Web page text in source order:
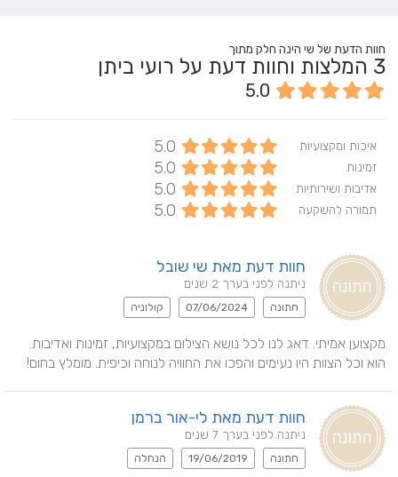
חוות הדעת של שי הינה חלק מתוך
3 המלצות וחוות דעת על רועי ביתן
5.0
איכות ומקצועיות 5.0
זמינות 5.0
אדיבות ושירותיות 5.0
תמורה להשקעה 5.0
חוות דעת מאת שי שובל
ניתנה לפני בערך 2 שנים
חתונה 07/06/2024 קולוניה
הוא וכל הצוות היו נעימים והפכו את החוויה לנוחה וכיפית. מומלץ בחום!
חוות דעת מאת לי-אור ברמן
ניתנה לפני בערך 7 שנים
חתונה 19/06/2019 הנחלה